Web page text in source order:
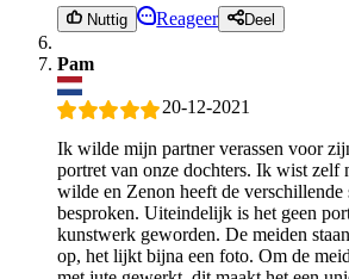
Nuttig Reageer Deel
Pam
20-12-2021
Ik wilde mijn partner verassen voor
portret van onze dochters. Ik wist zelf
wilde en Zenon heeft de verschillende
besproken. Uiteindelijk is het geen
kunstwerk geworden. De meiden
op, het lijkt bijna een foto. Om de